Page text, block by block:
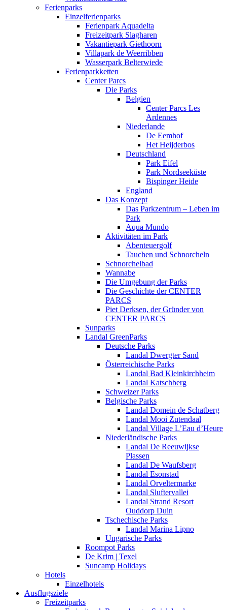
Ferienparks
Einzelferienparks
Ferienpark Aquadelta
Freizeitpark Slagharen
Vakantiepark Giethoorn
Villapark de Weerribben
Wasserpark Belterwiede
Ferienparkketten
Center Parcs
Die Parks
Belgien
Center Parcs Les
Ardennes
Niederlande
De Eemhof
Het Heijderbos
Deutschland
Park Eifel
Park Nordseeküste
Bispinger Heide
England
Das Konzept
Das Parkzentrum – Leben im
Park
Aqua Mundo
Aktivitäten im Park
Abenteuergolf
Tauchen und Schnorcheln
Schnorchelbad
Wannabe
Die Umgebung der Parks
Die Geschichte der CENTER
PARCS
Piet Derksen, der Gründer von
CENTER PARCS
Sunparks
Landal GreenParks
Deutsche Parks
Landal Dwergter Sand
Österreichische Parks
Landal Bad Kleinkirchheim
Landal Katschberg
Schweizer Parks
Belgische Parks
Landal Domein de Schatberg
Landal Mooi Zutendaal
Landal Village L’Eau d’Heure
Niederländische Parks
Landal De Reeuwijkse
Plassen
Landal De Waufsberg
Landal Esonstad
Landal Orveltermarke
Landal Sluftervallei
Landal Strand Resort
Ouddorp Duin
Tschechische Parks
Landal Marina Lipno
Ungarische Parks
Roompot Parks
De Krim | Texel
Suncamp Holidays
Hotels
Einzelhotels
Ausflugsziele
Freizeitparks